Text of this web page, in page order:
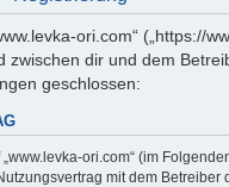
ori.com“ („https://
zwischen dir und dem
geschlossen:
ori.com“ (im
mit dem Betreiber